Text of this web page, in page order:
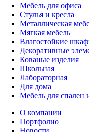
Мебель для офиса
Стулья и кресла
Металлическая
Мягкая мебель
Влагостойкие
Декоративные
Кованые изделия
Школьная
Лабораторная
Для дома
Мебель для спален
О компании
Портфолио